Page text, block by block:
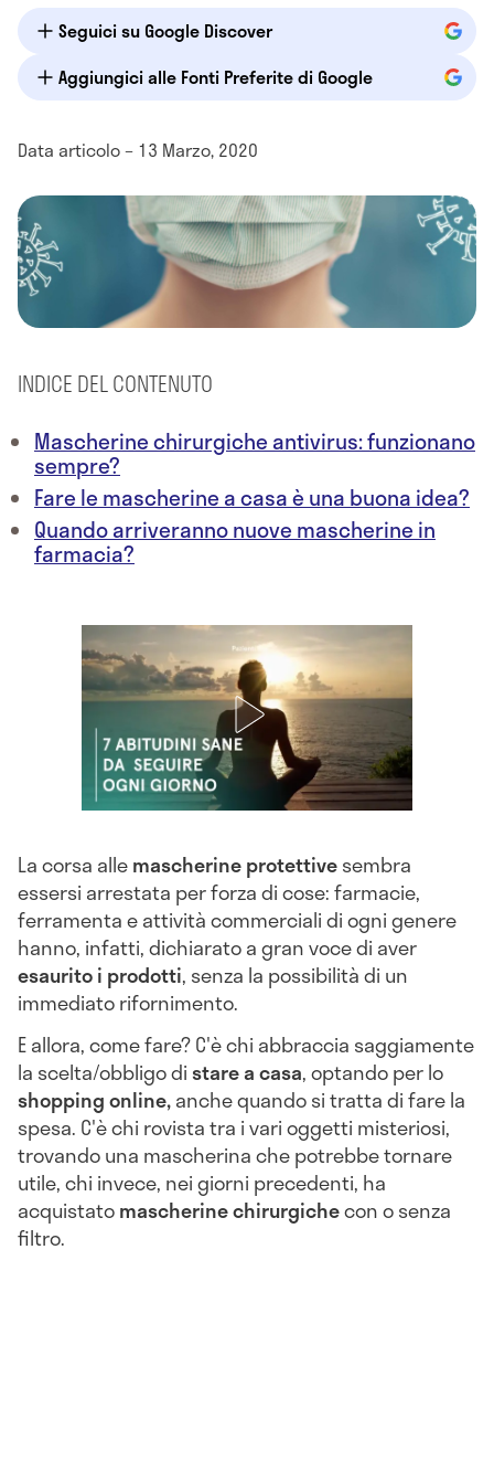
Seguici su Google Discover
Aggiungici alle Fonti Preferite di Google
Data articolo – 13 Marzo, 2020
INDICE DEL CONTENUTO
Mascherine chirurgiche antivirus: funzionano
sempre?
Fare le mascherine a casa è una buona idea?
Quando arriveranno nuove mascherine in
farmacia?
La corsa allemascherine protettivesembra
essersi arrestata per forza di cose: farmacie,
ferramenta e attività commerciali di ogni genere
hanno, infatti, dichiarato a gran voce di aver
esaurito i prodotti, senza la possibilità di un
immediato rifornimento.
E allora, come fare? C'è chi abbraccia saggiamente
la scelta/obbligo distare a casa, optando per lo
shopping online,anche quando si tratta di fare la
spesa. C'è chi rovista tra i vari oggetti misteriosi,
trovando una mascherina che potrebbe tornare
utile, chi invece, nei giorni precedenti, ha
acquistatomascherine chirurgichecon o senza
filtro.